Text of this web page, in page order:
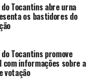
Tocantins abre urna
os bastidores do
Tocantins promove
com informações sobre a
votação